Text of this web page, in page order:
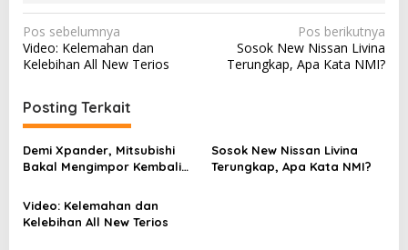
N
a
i
g
a
i
p
Pos sebelumnya
Video: Kelemahan dan
Kelebihan All New Terios
Pos berikutnya
Sosok New Nissan Livina
Terungkap, Apa Kata NMI?
Posting Terkait
Demi Xpander, Mitsubishi
Bakal Mengimpor Kembali
Sosok New Nissan Livina
Terungkap, Apa Kata NMI?
Video: Kelemahan dan
Kelebihan All New Terios